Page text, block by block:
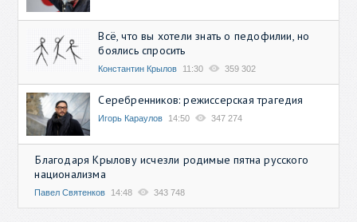
Всё, что вы хотели знать о педофилии, но
боялись спросить
Константин Крылов 11:30 359 302
Серебренников: режиссерская трагедия
Игорь Караулов 14:50 347 274
Благодаря Крылову исчезли родимые пятна русского
национализма
Павел Святенков 14:48 343 748